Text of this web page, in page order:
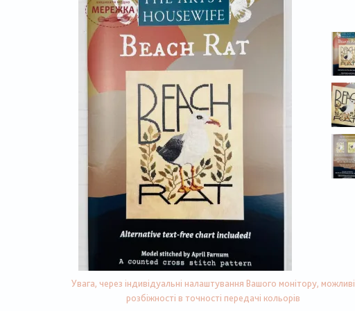
Увага, через індивідуальні налаштування Вашого монітору, можливі
розбіжності в точності передачі кольорів